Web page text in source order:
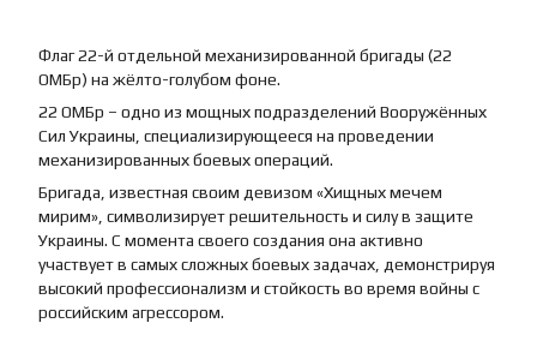
Флаг 22-й отдельной механизированной бригады (22
ОМБр) на жёлто-голубом фоне.
22 ОМБр – одно из мощных подразделений Вооружённых
Сил Украины, специализирующееся на проведении
механизированных боевых операций.
Бригада, известная своим девизом «Хищных мечем
мирим», символизирует решительность и силу в защите
Украины. С момента своего создания она активно
участвует в самых сложных боевых задачах, демонстрируя
высокий профессионализм и стойкость во время войны с
российским агрессором.